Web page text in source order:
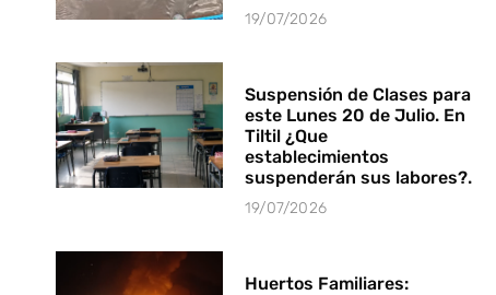
19/07/2026
Suspensión de Clases para
este Lunes 20 de Julio. En
Tiltil ¿Que
establecimientos
suspenderán sus labores?.
19/07/2026
Huertos Familiares: